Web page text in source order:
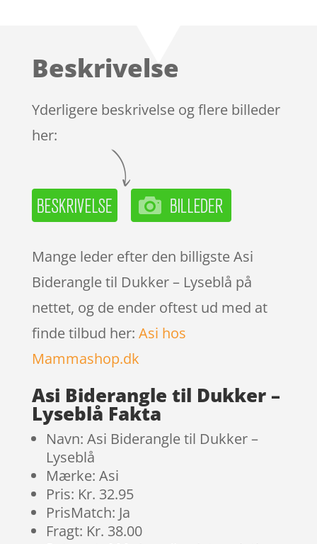
kundebedøm
Beskrivelse
Yderligere beskrivelse og flere billeder
her:
Mange leder efter den billigste Asi
Biderangle til Dukker – Lyseblå på
nettet, og de ender oftest ud med at
finde tilbud her: Asi hos
Mammashop.dk
Asi Biderangle til Dukker –
Lyseblå Fakta
Navn: Asi Biderangle til Dukker –
Lyseblå
Mærke: Asi
Pris: Kr. 32.95
PrisMatch: Ja
Fragt: Kr. 38.00